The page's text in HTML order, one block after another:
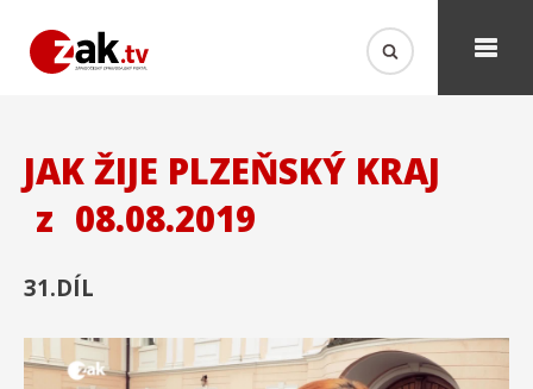
JAK ŽIJE PLZEŇSKÝ KRAJ
z 08.08.2019
31.DÍL